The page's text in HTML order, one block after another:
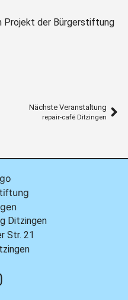
Projekt der Bürgerstiftung
Nächste Veranstaltung
repair-café Ditzingen
Ditzingen
Str. 21